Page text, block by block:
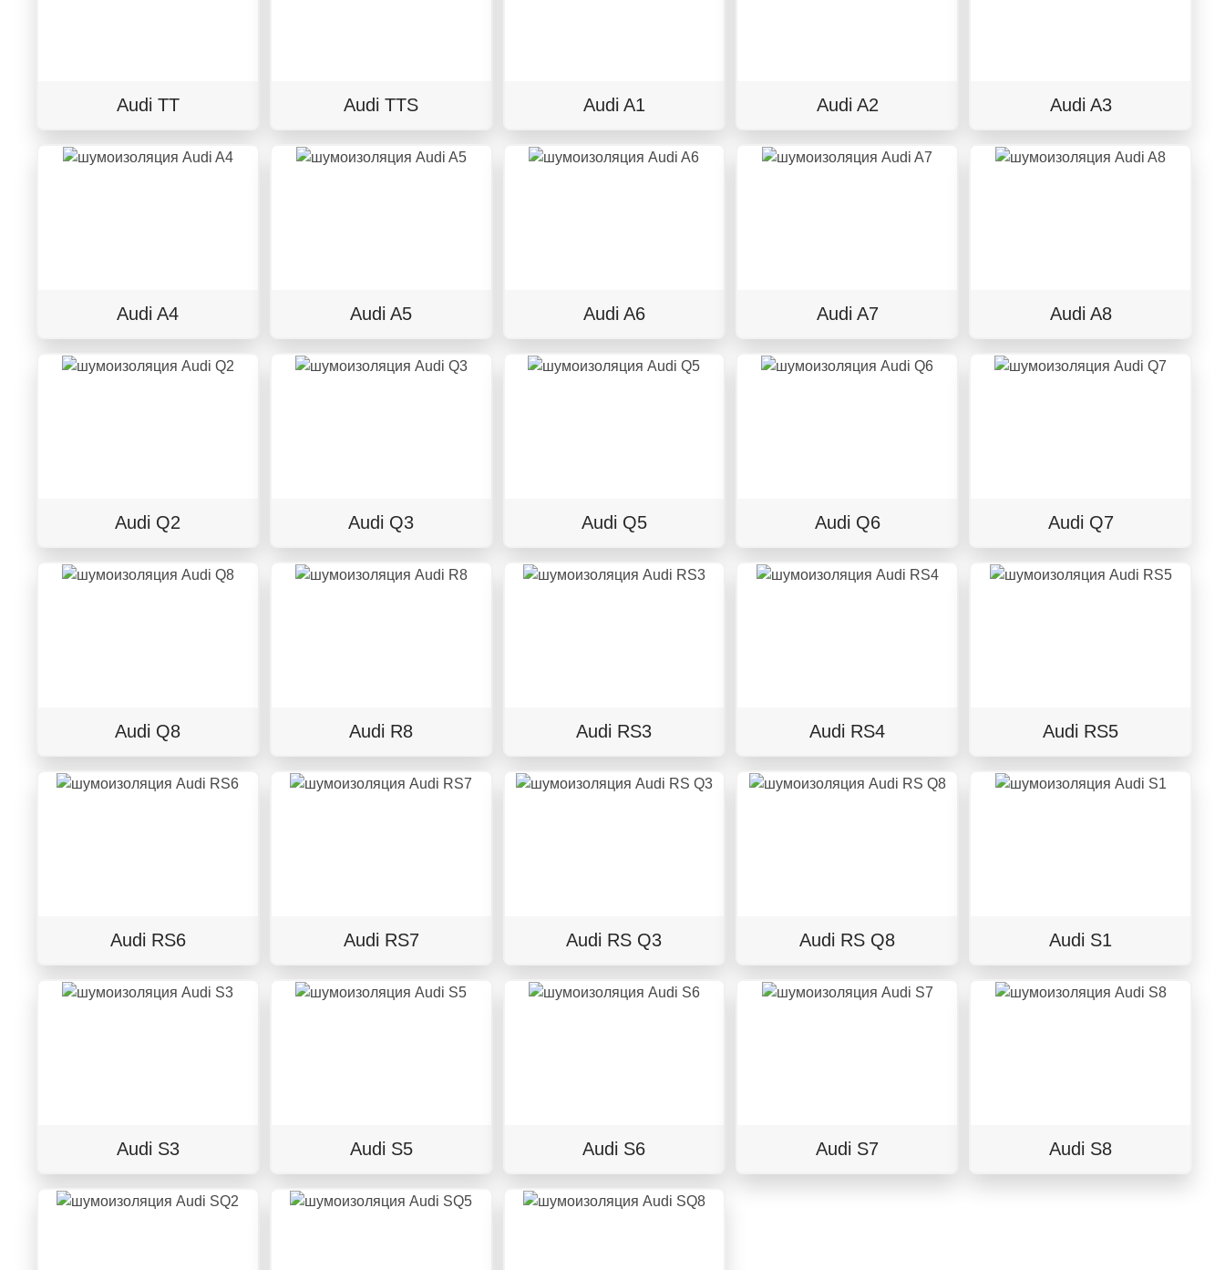
Audi TT Audi TTS Audi A1 Audi A2 Audi A3
Audi A4 Audi A5 Audi A6 Audi A7 Audi A8
Audi Q2 Audi Q3 Audi Q5 Audi Q6 Audi Q7
Audi Q8 Audi R8 Audi RS3 Audi RS4 Audi RS5
Audi RS6 Audi RS7 Audi RS Q3 Audi RS Q8 Audi S1
Audi S3 Audi S5 Audi S6 Audi S7 Audi S8